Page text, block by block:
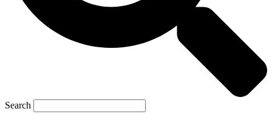
Search